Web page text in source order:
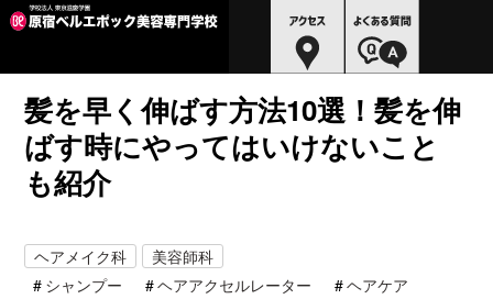
髪を早く伸ばす方法10選！髪を伸
ばす時にやってはいけないこと
も紹介
ヘアメイク科
美容師科
シャンプー
ヘアアクセルレーター
ヘアケア